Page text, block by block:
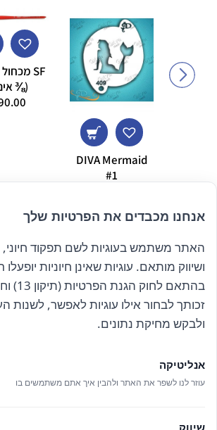
DIVA Mermaid
#1
(⅜
הרשם לניוזלטר שלנו
קראתי ואני מאשר/ת את
אנחנו מכבדים את הפרטיות שלך
האתר משתמש בעוגיות לשם תפקוד חיוני,
ושיווק מותאם. עוגיות שאינן חיוניות
בהתאם
זכותך לבחור אילו עוגיות לאפשר, לשנות
ולבקש מחיקת נתונים.
אנליטיקה
עוזר לנו לשפר את האתר ולהבין איך אתם משתמשים בו